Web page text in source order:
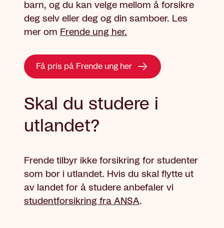
barn, og du kan velge mellom å forsikre
deg selv eller deg og din samboer. Les
mer om Frende ung her.
Få pris på Frende ung her
Skal du studere i
utlandet?
Frende tilbyr ikke forsikring for studenter
som bor i utlandet. Hvis du skal flytte ut
av landet for å studere anbefaler vi
studentforsikring fra ANSA.